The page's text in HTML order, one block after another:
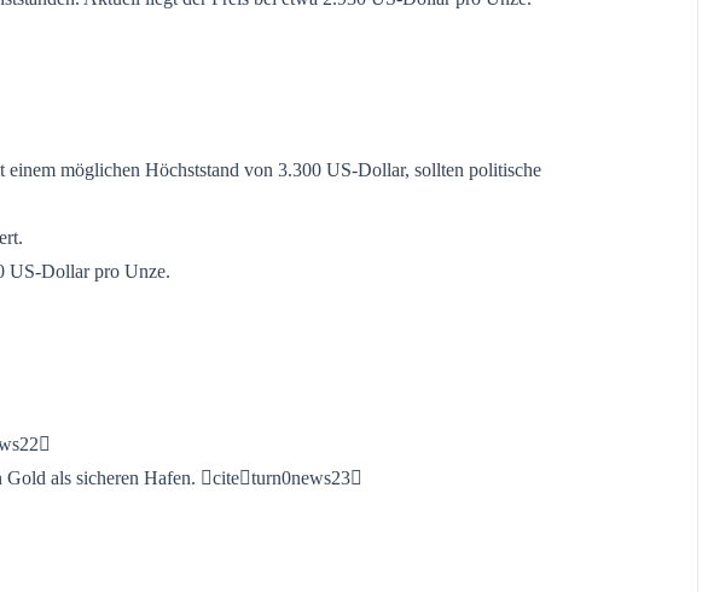
möglichen Höchststand von 3.300 US-Dollar, sollten politische
US-Dollar pro Unze.
als sicheren Hafen. citeturn0news23